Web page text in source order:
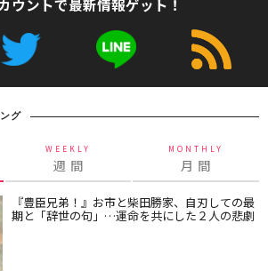
ウントで最新情報ゲット！
グ
WEEKLY
週 間
MONTHLY
月 間
『豊臣兄弟！』お市と柴田勝家、自刃しての最
期と「辞世の句」…運命を共にした２人の悲劇